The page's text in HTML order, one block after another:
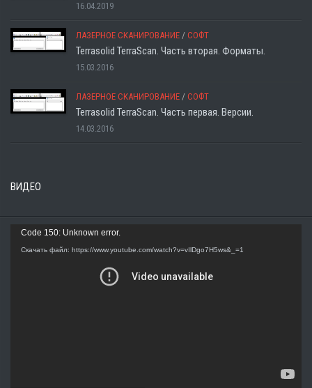
16.04.2019
ЛАЗЕРНОЕ СКАНИРОВАНИЕ / СОФТ
Terrasolid TerraScan. Часть вторая. Форматы.
15.03.2016
ЛАЗЕРНОЕ СКАНИРОВАНИЕ / СОФТ
Terrasolid TerraScan. Часть первая. Версии.
14.03.2016
ВИДЕО
Видеоплеер
Code 150: Unknown error.
Скачать файл: https://www.youtube.com/watch?v=vIlDgo7H5ws&_=1